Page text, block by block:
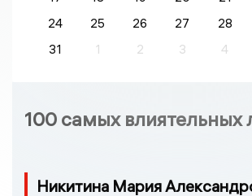
24
25 26 27 28
31
1 2 3 4
100 самых влиятельных
Никитина Мария